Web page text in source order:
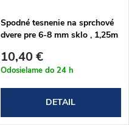
Spodné tesnenie na sprchové
dvere pre 6-8 mm sklo , 1,25m
10,40 €
Odosielame do 24 h
DETAIL